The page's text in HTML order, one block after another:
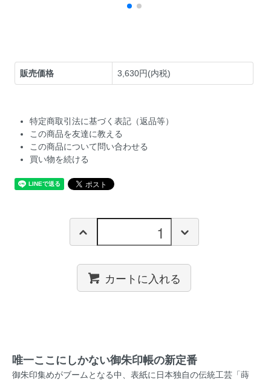
販売価格 3,630円(内税)
特定商取引法に基づく表記（返品等）
この商品を友達に教える
この商品について問い合わせる
買い物を続ける
カートに入れる
唯一ここにしかない御朱印帳の新定番
御朱印集めがブームとなる中、表紙に日本独自の伝統工芸「蒔